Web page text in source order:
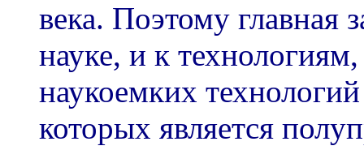
века. Поэтому главная
науке, и к
наукоемких
которых является